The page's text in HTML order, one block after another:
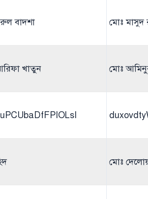
বাদশা মোঃ মাসুদ
খাতুন মোঃ
মোঃ